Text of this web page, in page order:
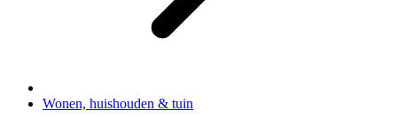
Wonen, huishouden & tuin